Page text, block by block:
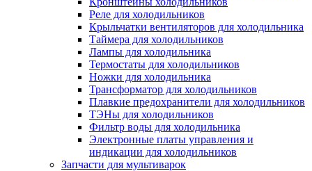
Реле для холодильников
Крыльчатки вентиляторов для холодильника
Таймера для холодильников
Лампы для холодильника
Термостаты для холодильников
Ножки для холодильника
Трансформатор для холодильников
Плавкие предохранители для холодильников
ТЭНы для холодильников
Фильтр воды для холодильника
Электронные платы управления и
индикации для холодильников
Запчасти для мультиварок